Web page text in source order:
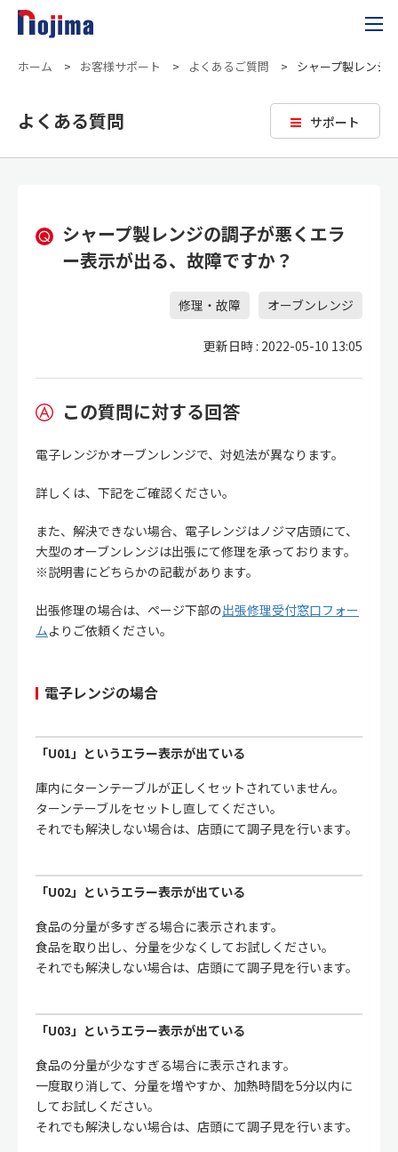
ホーム > お客様サポート > よくあるご質問 > シャープ製レンジ
サポート
よくある質問
シャープ製レンジの調子が悪くエラ
ー表示が出る、故障ですか？
修理・故障 オーブンレンジ
更新日時 : 2022-05-10 13:05
この質問に対する回答
電子レンジかオーブンレンジで、対処法が異なります。
詳しくは、下記をご確認ください。
また、解決できない場合、電子レンジはノジマ店頭にて、
大型のオーブンレンジは出張にて修理を承っております。
※説明書にどちらかの記載があります。
出張修理の場合は、ページ下部の出張修理受付窓口フォー
ムよりご依頼ください。
電子レンジの場合
「U01」というエラー表示が出ている
庫内にターンテーブルが正しくセットされていません。
ターンテーブルをセットし直してください。
それでも解決しない場合は、店頭にて調子見を行います。
「U02」というエラー表示が出ている
食品の分量が多すぎる場合に表示されます。
食品を取り出し、分量を少なくしてお試しください。
それでも解決しない場合は、店頭にて調子見を行います。
「U03」というエラー表示が出ている
食品の分量が少なすぎる場合に表示されます。
一度取り消して、分量を増やすか、加熱時間を5分以内に
してお試しください。
それでも解決しない場合は、店頭にて調子見を行います。